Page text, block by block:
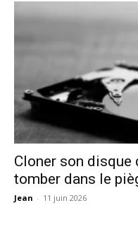
Cloner son disque
tomber dans le
Jean - 11 juin 2026